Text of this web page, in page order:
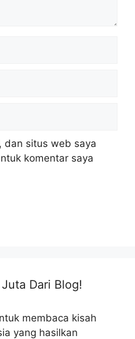
dan situs web saya
komentar saya
Dari Blog!
membaca kisah
yang hasilkan